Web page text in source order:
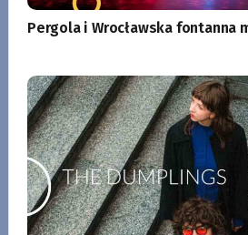
Pergola i Wrocławska fontanna